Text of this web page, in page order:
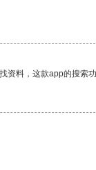
料，这款app的搜索